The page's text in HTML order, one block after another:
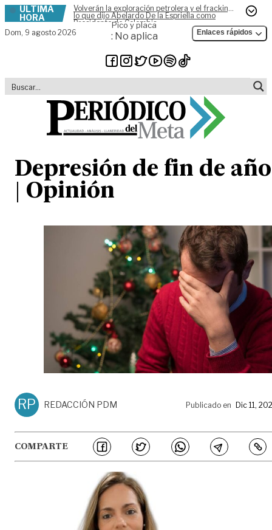
Skip to content
ÚLTIMA
HORA
Volverán la exploración petrolera y el fracking,
lo que dijo Abelardo De la Espriella como
Presidente de Colombia
Dom, 9 agosto 2026
Pico y placa
: No aplica Enlaces rápidos
Depresión de fin de año
| Opinión
RP REDACCIÓN PDM Publicado en Dic 11,
COMPARTE